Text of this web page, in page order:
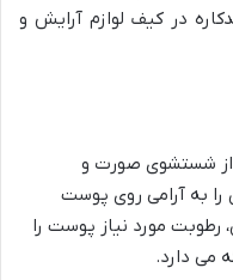
در کیف لوازم آرایش و
شستشوی صورت و
را به آرامی روی پوست
رطوبت مورد نیاز پوست را
می دارد.